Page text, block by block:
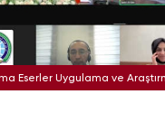
Eserler Uygulama ve